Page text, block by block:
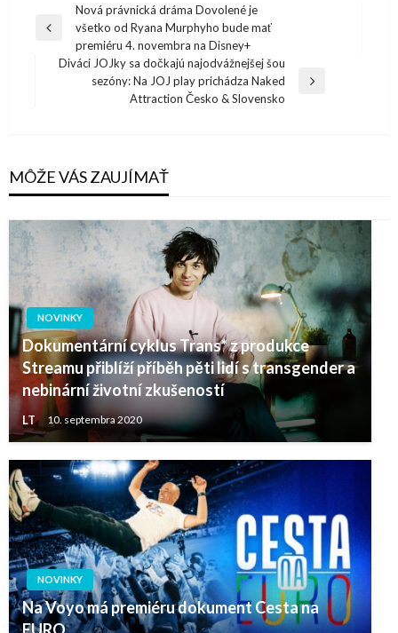
Navigácia
článku
Previous
Nová právnická dráma Dovolené je
všetko od Ryana Murphyho bude mať
premiéru 4. novembra na Disney+
Diváci JOJky sa dočkajú najodvážnejšej šou
sezóny: Na JOJ play prichádza Naked
Attraction Česko & Slovensko
MÔŽE VÁS ZAUJÍMAŤ
NOVINKY
Dokumentární cyklus Trans* z produkce
Streamu přiblíží příběh pěti lidí s transgender a
nebinární životní zkušeností
LT 10. septembra 2020
NOVINKY
Na Voyo má premiéru dokument Cesta na